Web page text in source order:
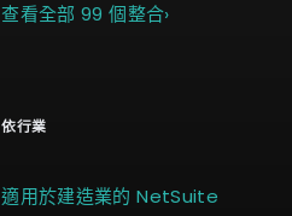
查看全部 99 個整合›
依行業
適用於建造業的 NetSuite